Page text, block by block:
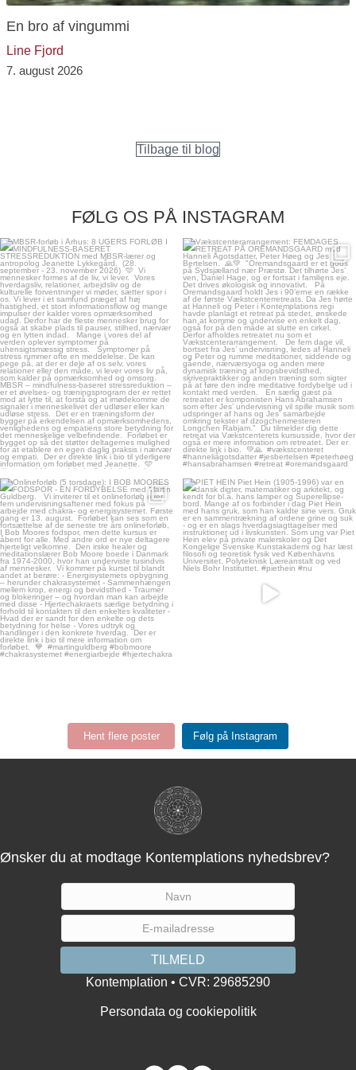
En bro af vingummi
Line Fjord
7. august 2026
Tilbage til blog
FØLG OS PÅ INSTAGRAM
kontemplation.dk
Aug 7
kontemplation.dk
Aug 6
kontemplation.dk
Aug 4
kontemplation.dk
Aug 3
Hent flere poster Følg på Instagram
Ønsker du at modtage Kontemplations nyhedsbrev?
Kontemplation • CVR: 29685290
Persondata og cookiepolitik